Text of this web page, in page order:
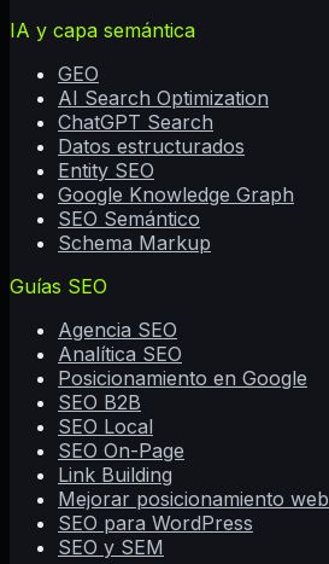
IA y capa semántica
GEO
AI Search Optimization
ChatGPT Search
Datos estructurados
Entity SEO
Google Knowledge Graph
SEO Semántico
Schema Markup
Guías SEO
Agencia SEO
Analítica SEO
Posicionamiento en Google
SEO B2B
SEO Local
SEO On-Page
Link Building
Mejorar posicionamiento web
SEO para WordPress
SEO y SEM